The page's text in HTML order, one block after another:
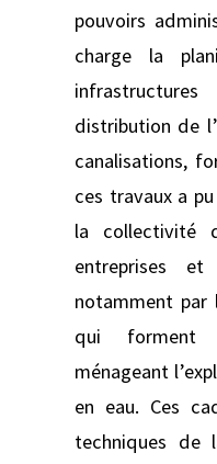
pouvoirs
charge la
distribution de
canalisations,
ces travaux a
la collectivité
entreprises
notamment par
qui forment
ménageant
en eau. Ces
techniques